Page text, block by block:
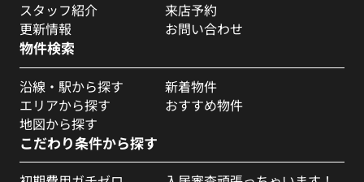
スタッフ紹介
更新情報
来店予約
お問い合わせ
物件検索
沿線・駅から探す
エリアから探す
地図から探す
新着物件
おすすめ物件
こだわり条件から探す